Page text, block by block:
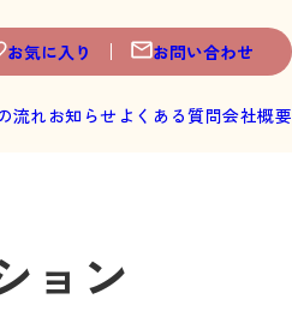
お気に入り お問い合わせ
流れ お知らせ よくある質問会社概要
ョン